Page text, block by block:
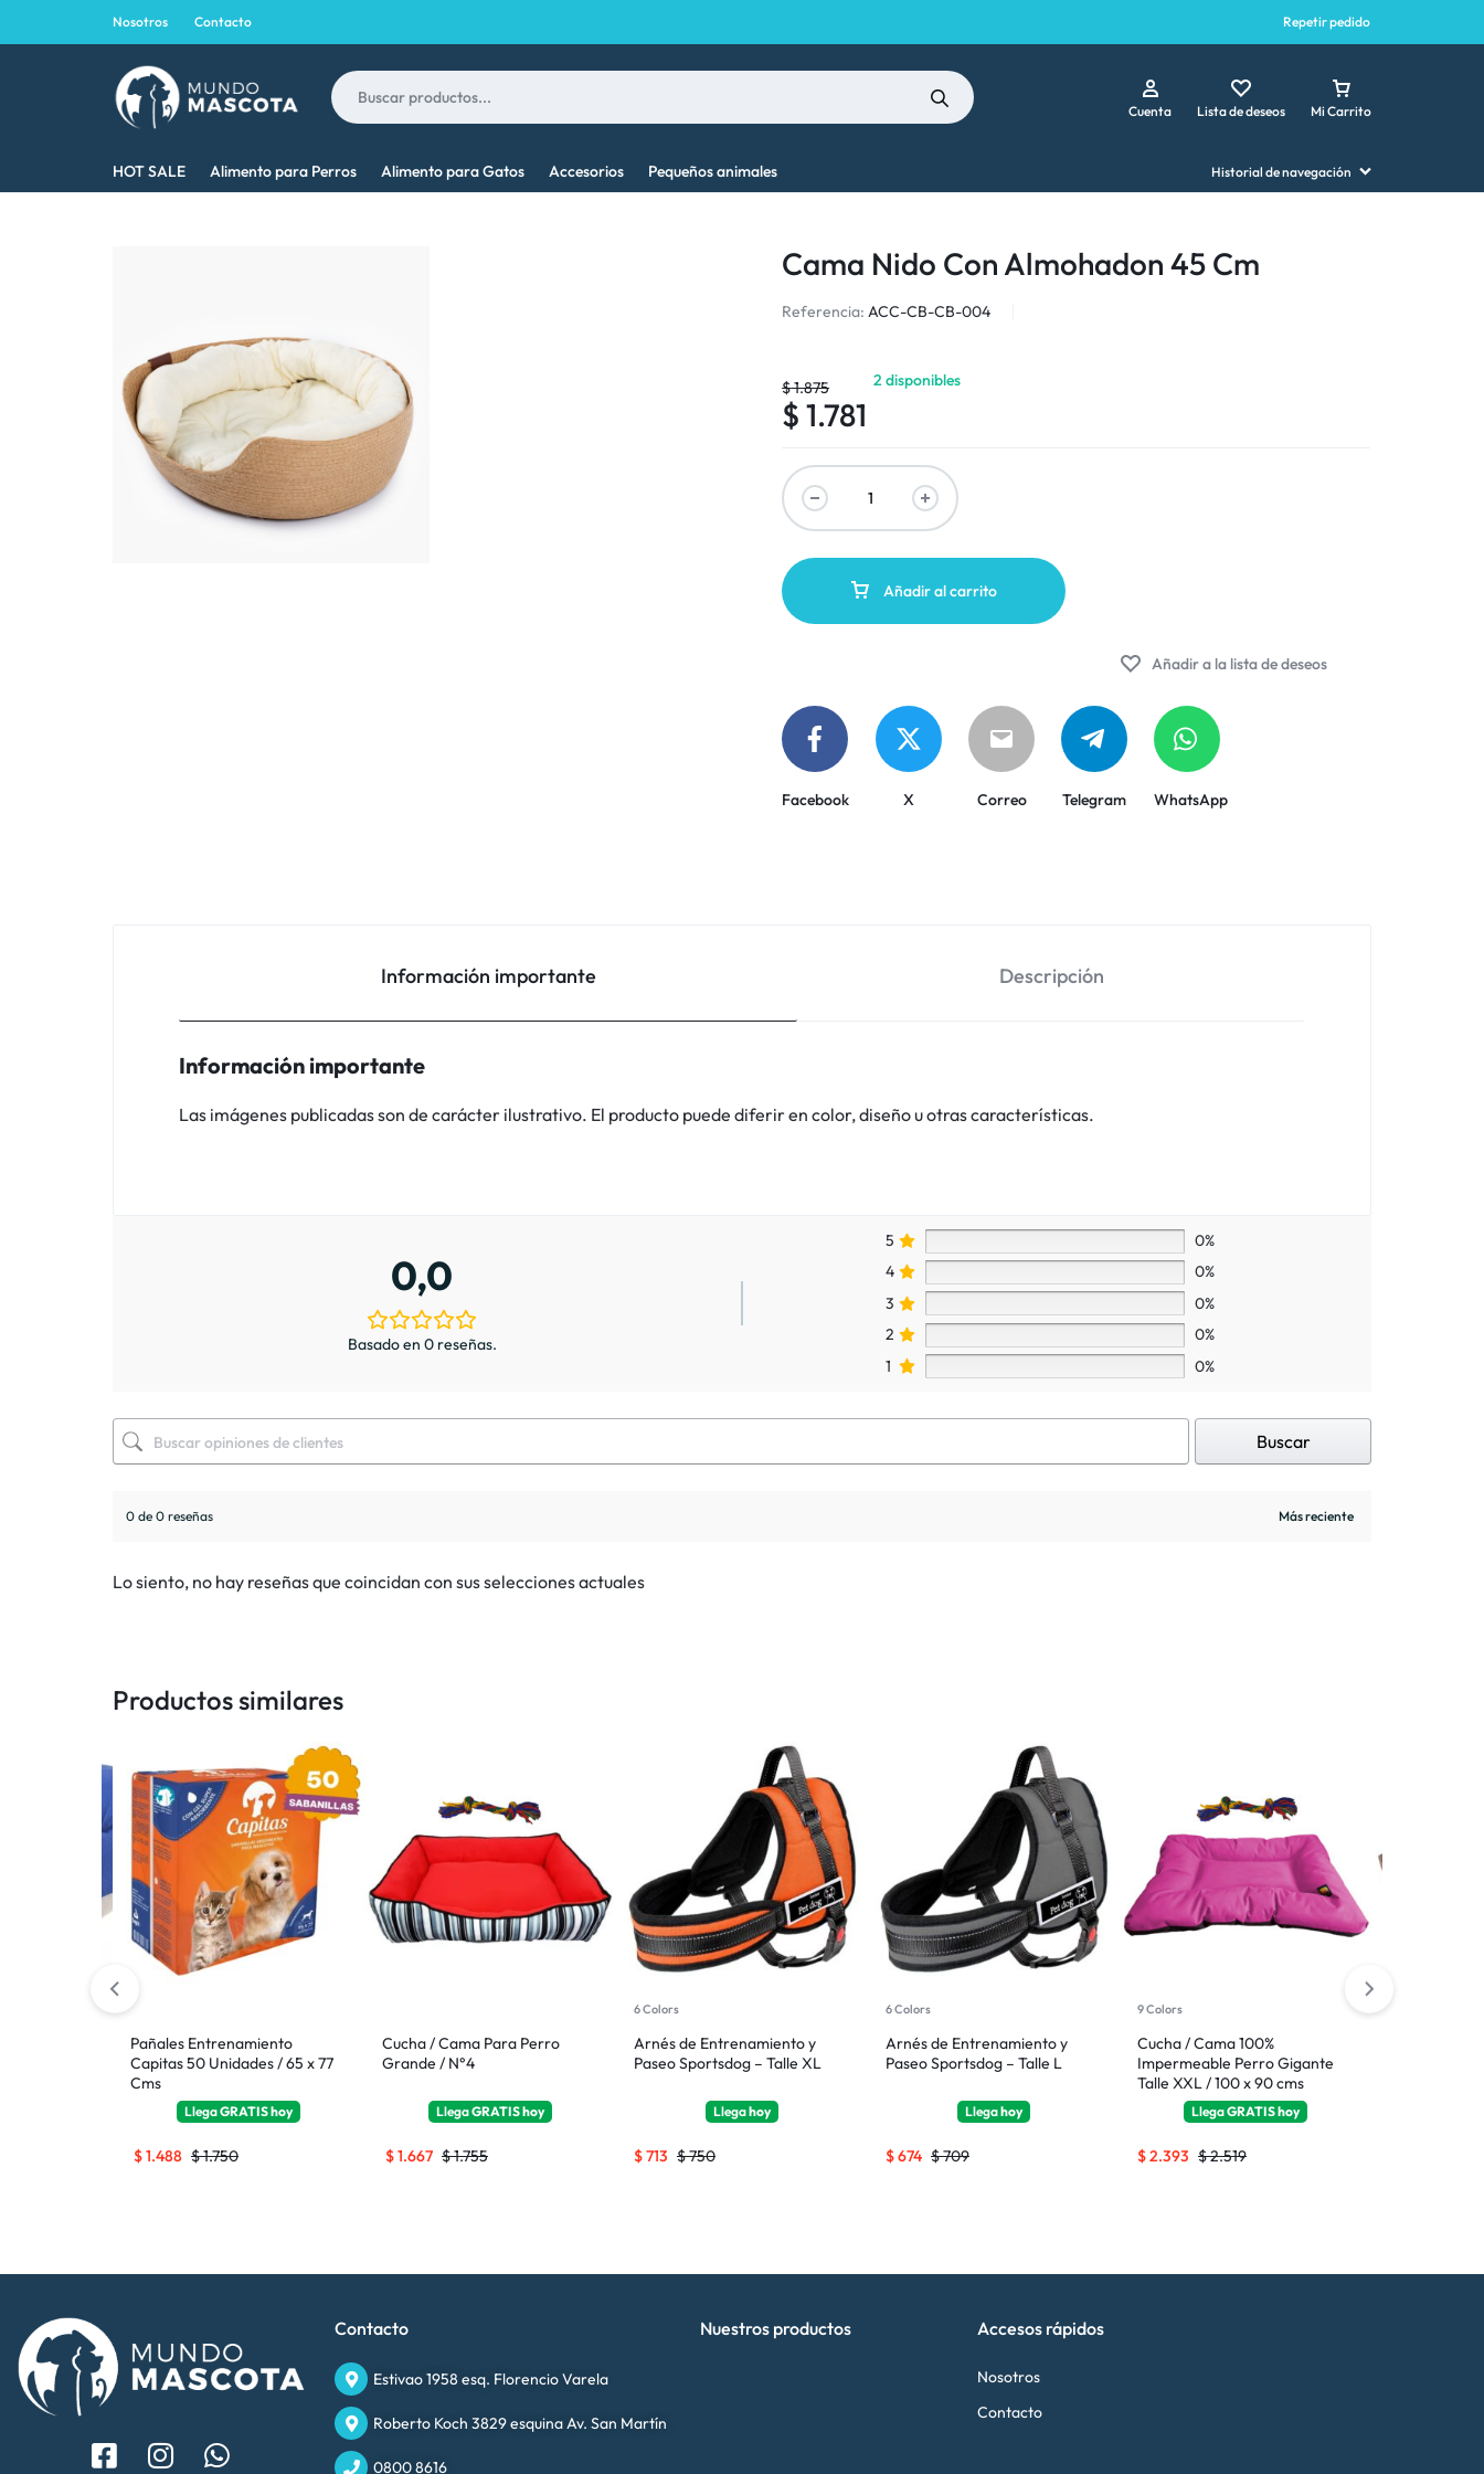
Nosotros Contacto Repetir pedido
MASCOTA
MEJOR
MASCOTA
Cuenta Lista de deseos Mi Carrito
HOT SALE Alimento para Perros Alimento para Gatos Accesorios Pequeños animales Historial de navegación
Cama Nido Con Almohadon 45 Cm
Referencia: ACC-CB-CB-004
$1.875
$ 1.781
2 disponibles
Añadir al carrito
Añadir a la lista de deseos
Facebook X Correo Telegram WhatsApp
Información importante Descripción
Información importante
Las imágenes publicadas son de carácter ilustrativo. El producto puede diferir en color, diseño u otras características.
0,0
Basado en 0 reseñas.
5
0%
4
0%
3
0%
2
0%
1
0%
Buscar
0 de 0 reseñas
Lo siento, no hay reseñas que coincidan con sus selecciones actuales
Productos similares
Pañales Entrenamiento
Capitas 50 Unidades / 65 x 77
Cms
LlegaGRATIShoy
$1.750
$1.488
Cucha / Cama Para Perro
Grande / N°4
LlegaGRATIShoy
$1.755
$1.667
6 Colors
Arnés de Entrenamiento y
Paseo Sportsdog – Talle XL
Llegahoy
$750
$713
6 Colors
Arnés de Entrenamiento y
Paseo Sportsdog – Talle L
Llegahoy
$709
$674
9 Colors
Cucha / Cama 100%
Impermeable Perro Gigante
Talle XXL / 100 x 90 cms
LlegaGRATIShoy
$2.519
$2.393
Contacto
Estivao 1958 esq. Florencio Varela
Roberto Koch 3829 esquina Av. San Martín
0800 8616
Nuestros productos Accesos rápidos
Nosotros
Contacto